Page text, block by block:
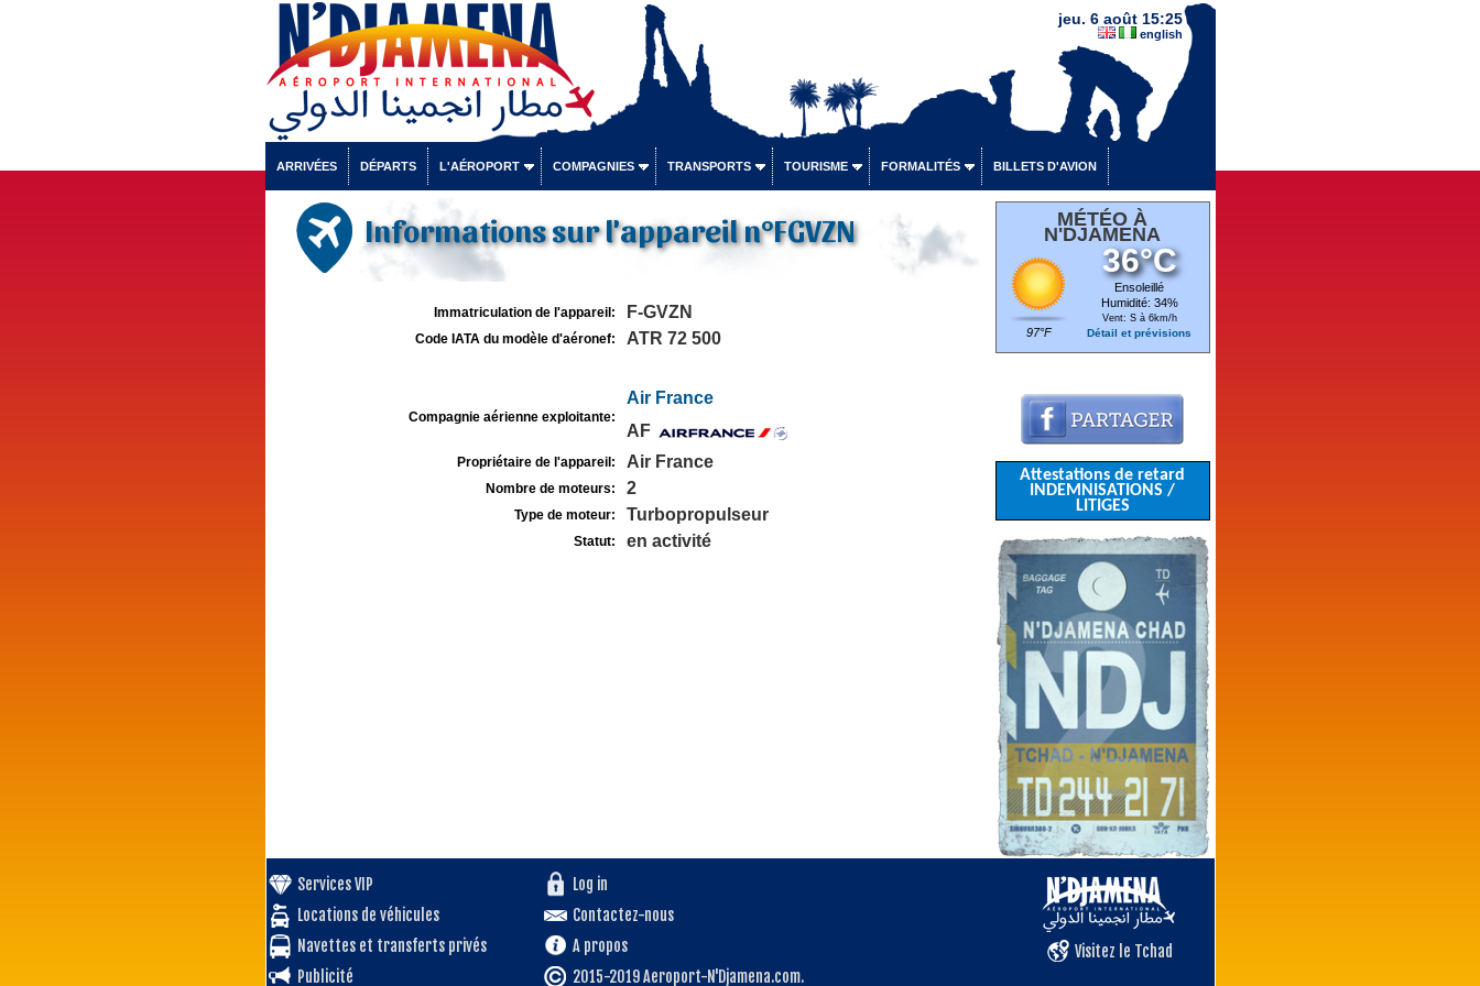
jeu. 6 août 15:25
english
ARRIVÉES DÉPARTS L'AÉROPORT COMPAGNIES TRANSPORTS TOURISME FORMALITÉS BILLETS D'AVION
Informations sur l'appareil n°FGVZN
Immatriculation de l'appareil: F-GVZN
Code IATA du modèle d'aéronef: ATR 72 500
Compagnie aérienne exploitante:
Air France
AF
Propriétaire de l'appareil: Air France
Nombre de moteurs: 2
Type de moteur: Turbopropulseur
Statut: en activité
MÉTÉO À
N'DJAMENA
97°F
36°C
Ensoleillé
Humidité: 34%
Vent: S à 6km/h
Détail et prévisions
Attestations de retard
INDEMNISATIONS /
LITIGES
Services VIP
Locations de véhicules
Navettes et transferts privés
Publicité
Log in
Contactez-nous
A propos
2015-2019 Aeroport-N'Djamena.com.
Visitez le Tchad